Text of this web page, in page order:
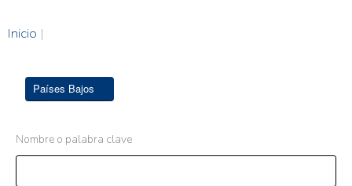
Inicio |
Países Bajos
Nombre o palabra clave